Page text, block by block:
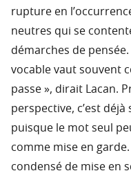
rupture en
neutres qui se
démarches de
vocable vaut souvent
passe », dirait Lacan.
perspective, c’est
puisque le mot seul
comme mise en
condensé de mise en